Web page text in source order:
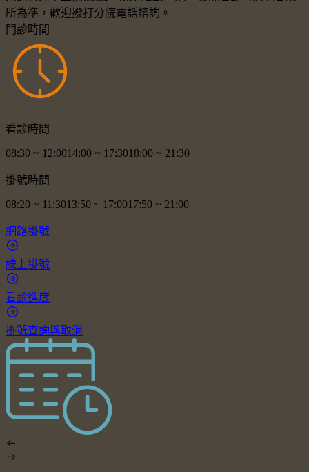
所為準，歡迎撥打分院電話諮詢。
門診時間
看診時間
08:30 ~ 12:0014:00 ~ 17:3018:00 ~ 21:30
掛號時間
08:20 ~ 11:3013:50 ~ 17:0017:50 ~ 21:00
網路掛號
線上掛號
看診進度
掛號查詢與取消